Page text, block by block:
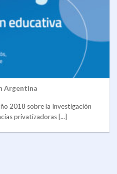
Argentina
2018 sobre la Investigación
privatizadoras [...]